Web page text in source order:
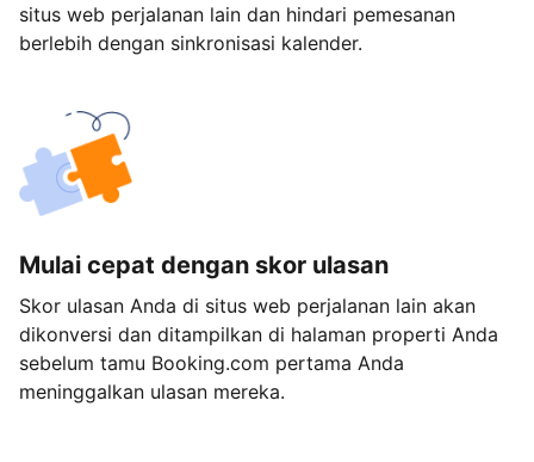
situs web perjalanan lain dan hindari pemesanan
berlebih dengan sinkronisasi kalender.
Mulai cepat dengan skor ulasan
Skor ulasan Anda di situs web perjalanan lain akan
dikonversi dan ditampilkan di halaman properti Anda
sebelum tamu Booking.com pertama Anda
meninggalkan ulasan mereka.